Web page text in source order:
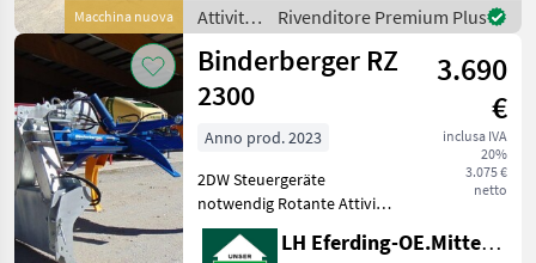
Macchina nuova
Zustandsklasse "Besonders
g
Attività
forestali
e
lavorazione
del
legno /
Rivenditore Premium Plus
Binderberger RZ
2300
3.690
€
inclusa IVA
20%
3.075 €
netto
Anno prod. 2023
2DW Steuergeräte
notwendig Rotante Attività
forestali e lavorazione del
legno Pinze per tronchi
LH Eferding-OE.Mitte, Eferding